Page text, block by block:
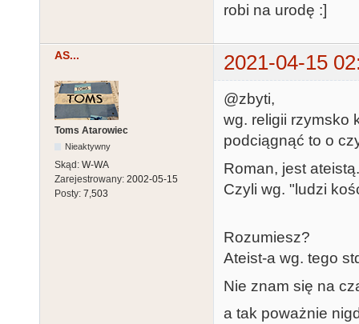
robi na urodę :]
AS... 2021-04-15
Toms Atarowiec
Nieaktywny
Skąd: W-WA
Zarejestrowany: 2002-05-15
Posty: 7,503
@zbyti,
wg. religii rzymsko
podciągnąć to o
Roman, jest ateistą.
Czyli wg. "ludzi
Rozumiesz?
Ateist-a wg. tego
Nie znam się na
a tak poważnie